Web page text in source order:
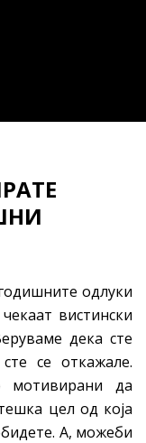
одлуки
вистински
дека сте
се откажале.
да
цел од која
А, можеби